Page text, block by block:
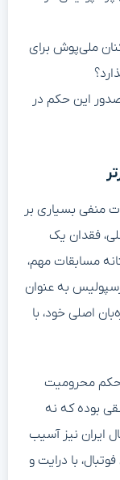
ملی‌پوش برای
صدور این حکم در
منفی بسیاری بر
فقدان یک
مسابقات مهم،
به عنوان
اصلی خود، با
حکم محرومیت
بوده که نه
ایران نیز آسیب
با درایت و